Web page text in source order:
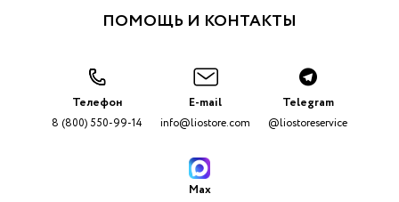
ПОМОЩЬ И КОНТАКТЫ
Телефон
8 (800) 550-99-14
E-mail
info@liostore.com
Telegram
@liostoreservice
Max